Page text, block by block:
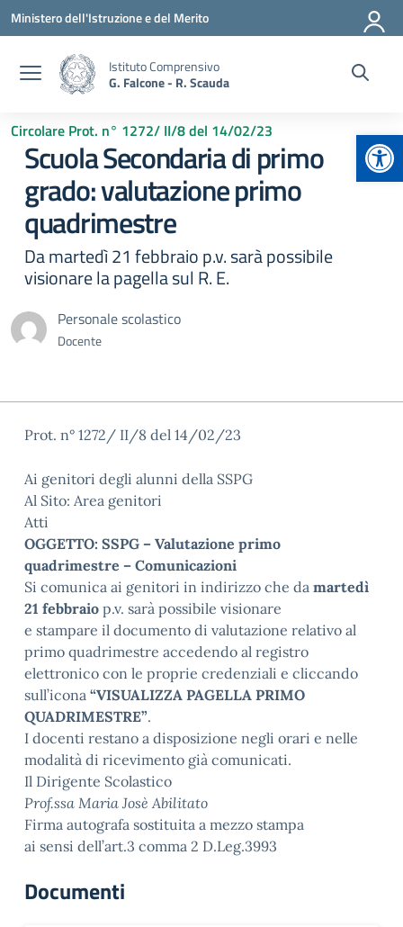
Vai ai contenuti
Vai al menu di navigazione
Vai al footer
Ministero dell'Istruzione e del Merito
Istituto Comprensivo
G. Falcone - R. Scauda
Circolare Prot. n° 1272/ II/8 del 14/02/23
Scuola Secondaria di primo
grado: valutazione primo
quadrimestre
Da martedì 21 febbraio p.v. sarà possibile
visionare la pagella sul R. E.
Personale scolastico
Docente
Prot. n° 1272/ II/8 del 14/02/23
Ai genitori degli alunni della SSPG
Al Sito: Area genitori
Atti
OGGETTO: SSPG – Valutazione primo
quadrimestre – Comunicazioni
Si comunica ai genitori in indirizzo che da martedì
21 febbraio p.v. sarà possibile visionare
e stampare il documento di valutazione relativo al
primo quadrimestre accedendo al registro
elettronico con le proprie credenziali e cliccando
sull’icona “VISUALIZZA PAGELLA PRIMO
QUADRIMESTRE”.
I docenti restano a disposizione negli orari e nelle
modalità di ricevimento già comunicati.
Il Dirigente Scolastico
Prof.ssa Maria Josè Abilitato
Firma autografa sostituita a mezzo stampa
ai sensi dell’art.3 comma 2 D.Leg.3993
Documenti